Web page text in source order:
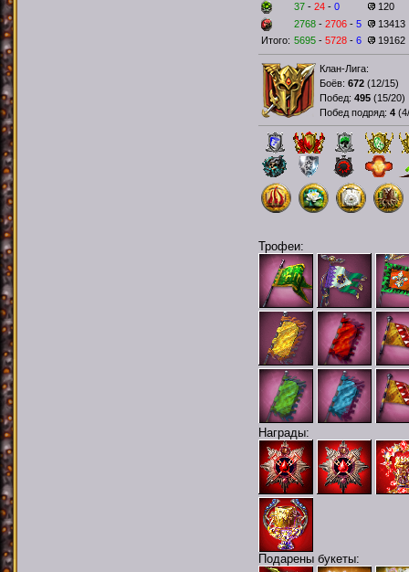
37 - 24 - 0
120
2768 - 2706 - 5
13413
Итого: 5695 - 5728 - 6 19162
Клан-Лига:
Боёв: 672 (12/15)
Побед: 495 (15/20)
Побед подряд: 4 (
Трофеи:
Награды:
Подарены букеты: